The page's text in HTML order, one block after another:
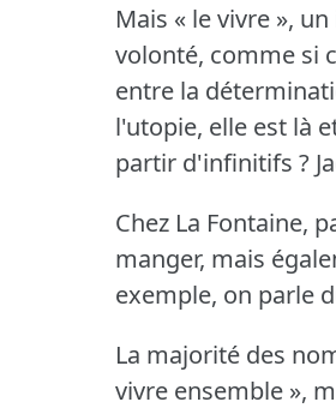
Mais « le vivre »,
volonté, comme si
entre la
l'utopie, elle est là
partir d'infinitifs ?
Chez La Fontaine,
manger, mais
exemple, on parle
La majorité des
vivre ensemble »,